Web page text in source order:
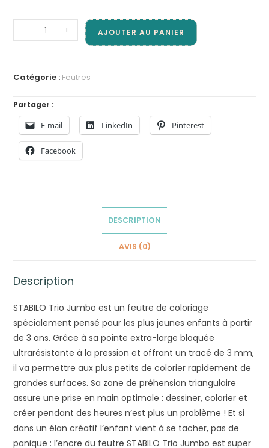
quantité
de
Feutres
Trio
Jumbo
pointe
large
x12
- + AJOUTER AU PANIER
Catégorie : Feutres
Partager :
E-mail LinkedIn Pinterest
Facebook
DESCRIPTION
AVIS (0)
Description
STABILO Trio Jumbo est un feutre de coloriage
spécialement pensé pour les plus jeunes enfants à partir
de 3 ans. Grâce à sa pointe extra-large bloquée
ultrarésistante à la pression et offrant un tracé de 3 mm,
il va permettre aux plus petits de colorier rapidement de
grandes surfaces. Sa zone de préhension triangulaire
assure une prise en main optimale : dessiner, colorier et
créer pendant des heures n’est plus un problème ! Et si
dans un élan créatif l’enfant vient à se tacher, pas de
panique : l’encre du feutre STABILO Trio Jumbo est super